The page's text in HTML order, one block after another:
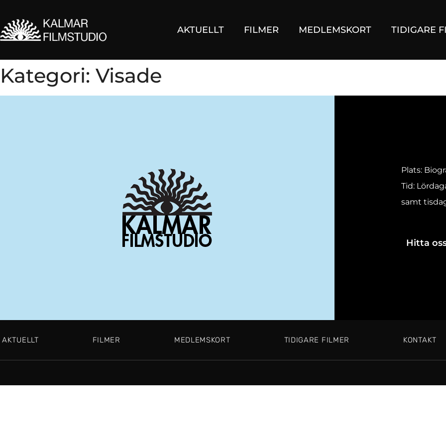
AKTUELLT FILMER MEDLEMSKORT TIDIGARE
Kategori: Visade
Plats:
Tid:
samt
Hitta
AKTUELLT FILMER MEDLEMSKORT TIDIGARE FILMER KONTAKT